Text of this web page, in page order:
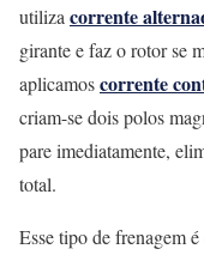
utiliza corrente
girante e faz o rotor se
aplicamoscorrente
criam-se dois polos
pare imediatamente,
total.
Esse tipo de frenagem